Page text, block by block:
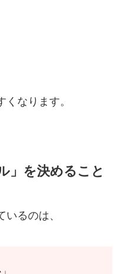
なります。
」を決めること
るのは、